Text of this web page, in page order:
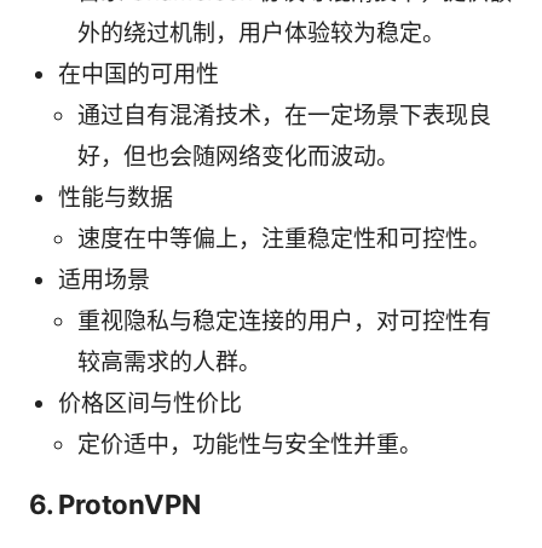
外的绕过机制，用户体验较为稳定。
在中国的可用性
通过自有混淆技术，在一定场景下表现良
好，但也会随网络变化而波动。
性能与数据
速度在中等偏上，注重稳定性和可控性。
适用场景
重视隐私与稳定连接的用户，对可控性有
较高需求的人群。
价格区间与性价比
定价适中，功能性与安全性并重。
6. ProtonVPN